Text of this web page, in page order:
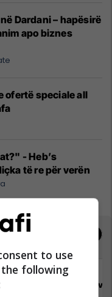
Dardani – hapësirë
apo biznes
ofertë speciale all
- Heb’s
të re për verën
to use
following